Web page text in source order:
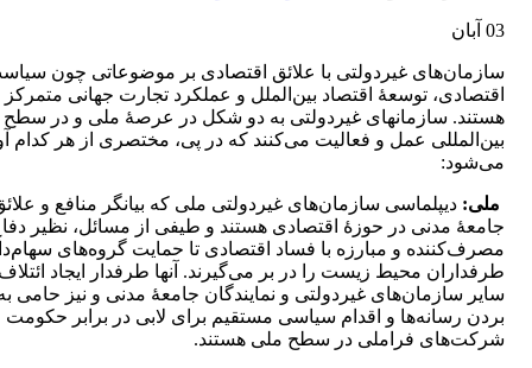
03 آبان
سازمان‌های غیردولتی با علائق اقتصادی بر موضوعاتی چون
اقتصادی، توسعۀ اقتصاد بین‌الملل و عملکرد تجارت جهانی متمرکز
هستند. سازمان‏های غیردولتی به دو شکل در عرصۀ ملی و در سطح
بین‌المللی عمل و فعالیت می‏‌کنند که در پی، مختصری از هر کدام
می‌شود:
ملی: دیپلماسی سازمان‏‌های غیردولتی ملی که بیانگر منافع و
جامعۀ مدنی در حوزۀ اقتصادی هستند و طیفی از مسائل، نظیر
مصرف‌کننده و مبارزه با فساد اقتصادی تا حمايت گروه‌های
طرفداران محیط زیست را در بر می‌گیرند. آن‏ها طرفدار ایجاد ائتلاف
سایر سازمان‌های غیردولتی و نمایندگان جامعۀ مدنی و نیز حامی
بردن رسانه‌ها و اقدام سیاسی مستقیم برای لابی در برابر حکومت
شرکت‌های فراملی در سطح ملی هستند.